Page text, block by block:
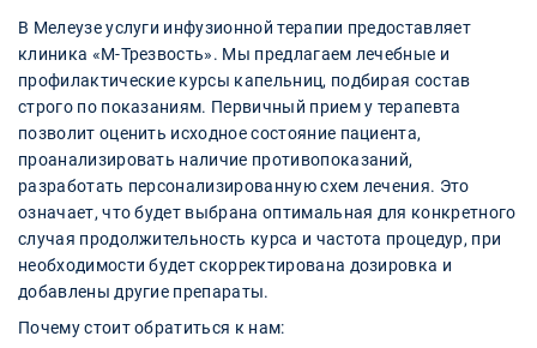
В Мелеузе услуги инфузионной терапии предоставляет
клиника «М-Трезвость». Мы предлагаем лечебные и
профилактические курсы капельниц, подбирая состав
строго по показаниям. Первичный прием у терапевта
позволит оценить исходное состояние пациента,
проанализировать наличие противопоказаний,
разработать персонализированную схем лечения. Это
означает, что будет выбрана оптимальная для конкретного
случая продолжительность курса и частота процедур, при
необходимости будет скорректирована дозировка и
добавлены другие препараты.
Почему стоит обратиться к нам: